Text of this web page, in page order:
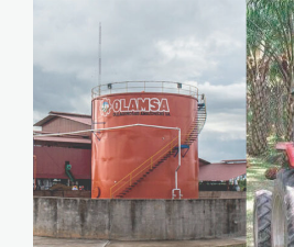
palma-
deforestacion